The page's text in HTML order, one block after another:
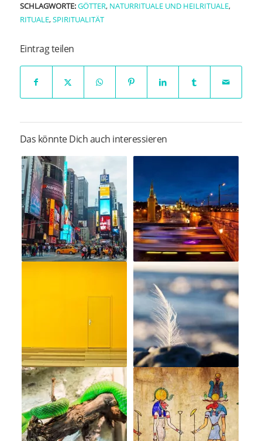
SCHLAGWORTE: GÖTTER, NATURRITUALE UND HEILRITUALE,
RITUALE,SPIRITUALITÄT
Eintrag teilen
Das könnte Dich auch interessieren